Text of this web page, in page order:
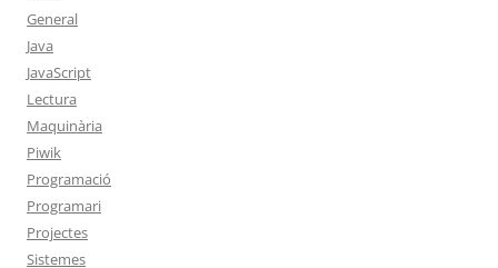
General
Java
JavaScript
Lectura
Maquinària
Piwik
Programació
Programari
Projectes
Sistemes